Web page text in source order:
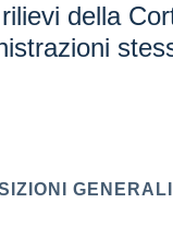
della
GENERALI